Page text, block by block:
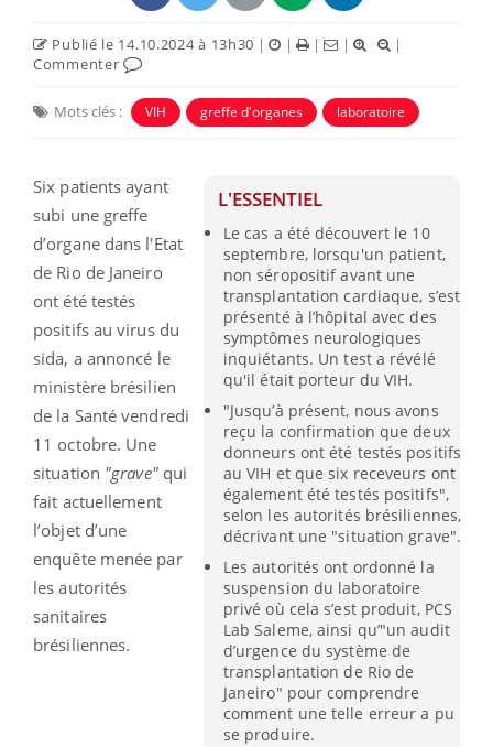
Publié le 14.10.2024 à 13h30 | | | |
|
Commenter
Mots clés : VIH greffe d'organes laboratoire
L'ESSENTIEL
Le cas a été découvert le 10
septembre, lorsqu'un patient,
non séropositif avant une
transplantation cardiaque, s’est
présenté à l’hôpital avec des
symptômes neurologiques
inquiétants. Un test a révélé
qu'il était porteur du VIH.
"Jusqu’à présent, nous avons
reçu la confirmation que deux
donneurs ont été testés positifs
au VIH et que six receveurs ont
également été testés positifs",
selon les autorités brésiliennes,
décrivant une "situation grave".
Les autorités ont ordonné la
suspension du laboratoire
privé où cela s’est produit, PCS
Lab Saleme, ainsi qu’"un audit
d’urgence du système de
transplantation de Rio de
Janeiro" pour comprendre
comment une telle erreur a pu
se produire.
Six patients ayant
subi une greffe
d’organe dans l'Etat
de Rio de Janeiro
ont été testés
positifs au virus du
sida, a annoncé le
ministère brésilien
de la Santé vendredi
11 octobre. Une
situation "grave"qui
fait actuellement
l’objet d’une
enquête menée par
les autorités
sanitaires
brésiliennes.